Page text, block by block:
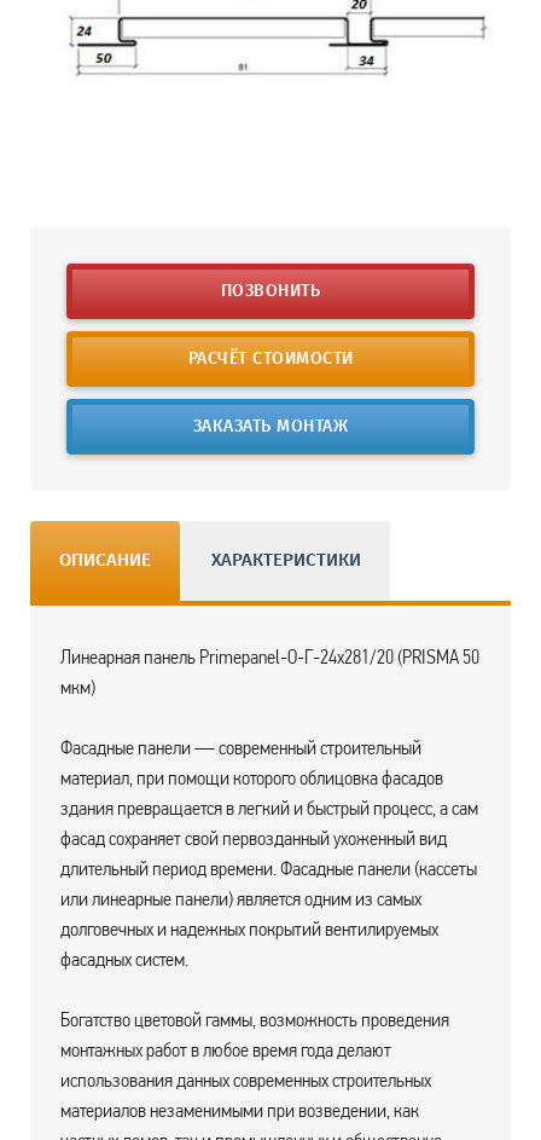
ПОЗВОНИТЬ
РАСЧЁТ СТОИМОСТИ
ЗАКАЗАТЬ МОНТАЖ
ОПИСАНИЕ ХАРАКТЕРИСТИКИ
Линеарная панель Primepanel-О-Г-24х281/20 (PRISMA 50
мкм)
Фасадные панели — современный строительный
материал, при помощи которого облицовка фасадов
здания превращается в легкий и быстрый процесс, а сам
фасад сохраняет свой первозданный ухоженный вид
длительный период времени. Фасадные панели (кассеты
или линеарные панели) является одним из самых
долговечных и надежных покрытий вентилируемых
фасадных систем.
Богатство цветовой гаммы, возможность проведения
монтажных работ в любое время года делают
использования данных современных строительных
материалов незаменимыми при возведении, как